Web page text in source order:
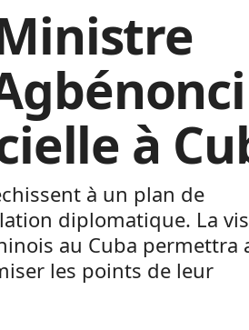
à
à un plan de
diplomatique. La
au Cuba permettra
les points de leur